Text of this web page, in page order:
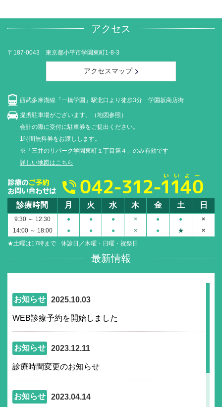
アクセス
〒187-0043 東京都小平市学園東町1-8-3
アクセスマップ
西武多摩湖線「一橋学園」駅北口より徒歩3分 学園坂商店街
提携駐車場がございます。（地図参照）
会計の際に受付に駐車券をご提出ください。
1時間無料券をお渡しします。
※「三井のリパーク学園東町１丁目第４」のみ有効です
詳しい地図はこちら
診療時間 月 火 水 木 金 土 日
9:30 ～ 12:30 ● ● ● × ● ●
×
14:00 ～ 18:00
● ● ● × ● ★
×
★土曜は17時まで
休診日／木曜・日曜・祝祭日
最新情報
お知らせ 2025.10.03
WEB診療予約を開始しました
お知らせ 2023.12.11
診療時間変更のお知らせ
お知らせ 2023.04.14